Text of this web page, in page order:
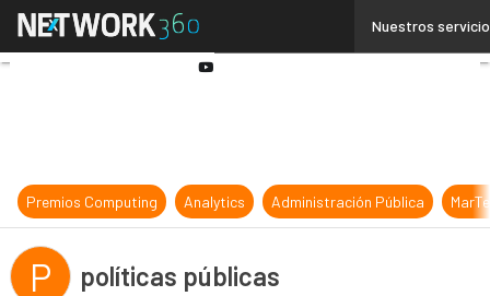
Nuestros
Premios Computing Analytics Administración Pública
P políticas públicas